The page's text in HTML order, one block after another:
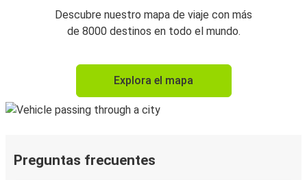
Descubre nuestro mapa de viaje con más
de 8000 destinos en todo el mundo.
Explora el mapa
Preguntas frecuentes